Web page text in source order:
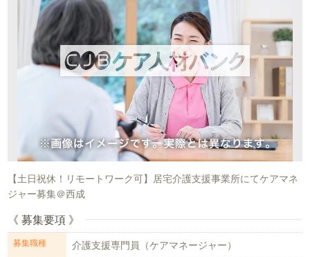
【土日祝休！リモートワーク可】居宅介護支援事業所にてケアマネ
ジャー募集＠西成
《 募集要項 》
募集職種 介護支援専門員（ケアマネージャー）